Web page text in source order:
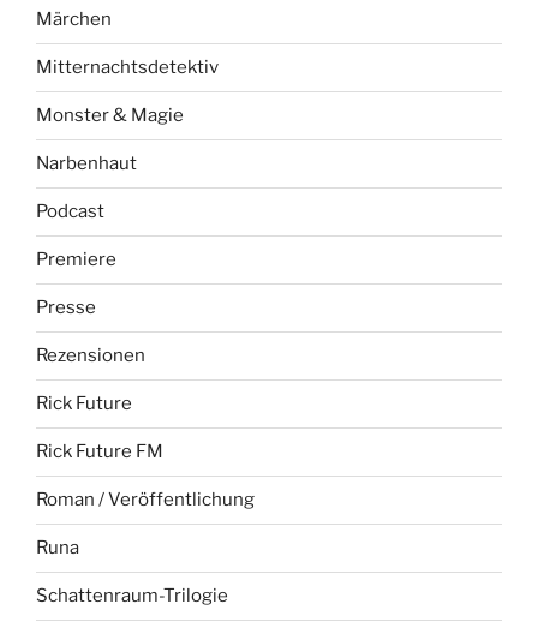
Märchen
Mitternachtsdetektiv
Monster & Magie
Narbenhaut
Podcast
Premiere
Presse
Rezensionen
Rick Future
Rick Future FM
Roman / Veröffentlichung
Runa
Schattenraum-Trilogie